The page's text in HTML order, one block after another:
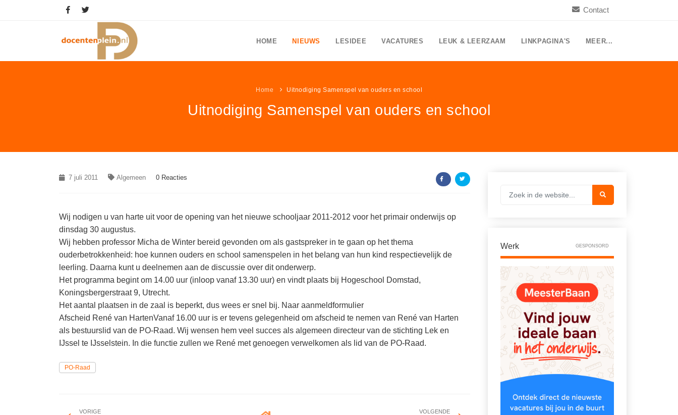
Contact
HOME NIEUWS LESIDEE VACATURES LEUK & LEERZAAM LINKPAGINA'S MEER...
Home Uitnodiging Samenspel van ouders en school
Uitnodiging Samenspel van ouders en school
7 juli 2011 Algemeen 0 Reacties
Wij nodigen u van harte uit voor de opening van het nieuwe schooljaar 2011-2012 voor het primair onderwijs op
dinsdag 30 augustus.
Wij hebben professor Micha de Winter bereid gevonden om als gastspreker in te gaan op het thema
ouderbetrokkenheid: hoe kunnen ouders en school samenspelen in het belang van hun kind respectievelijk de
leerling. Daarna kunt u deelnemen aan de discussie over dit onderwerp.
Het programma begint om 14.00 uur (inloop vanaf 13.30 uur) en vindt plaats bij Hogeschool Domstad,
Koningsbergerstraat 9, Utrecht.
Het aantal plaatsen in de zaal is beperkt, dus wees er snel bij. Naar aanmeldformulier
Afscheid René van HartenVanaf 16.00 uur is er tevens gelegenheid om afscheid te nemen van René van Harten
als bestuurslid van de PO-Raad. Wij wensen hem veel succes als algemeen directeur van de stichting Lek en
IJssel te IJsselstein. In die functie zullen we René met genoegen verwelkomen als lid van de PO-Raad.
PO-Raad
VORIGE VOLGENDE
Werk GESPONSORD